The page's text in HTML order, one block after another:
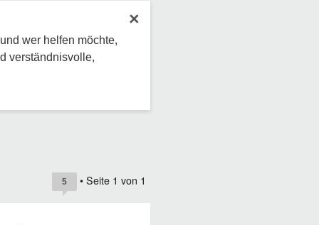
×
wer helfen möchte,
verständnisvolle,
5 • Seite 1 von 1